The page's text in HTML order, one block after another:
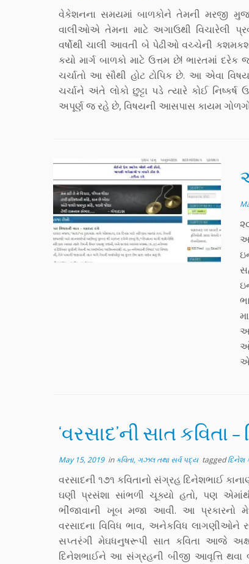
વેકેશનના સમયમાં બાળકોને તેમની મરજી
વાલીઓએ તેમના માટે અગાઉથી વિચારેલી
વર્ષોથી ચાલી આવતી બે પેઢીઓ વચ્ચેની
કયો માર્ગ બાળકો માટે ઉત્તમ છે! ભારતમાં દરેક
ચર્ચાતો આ સૌથી હોટ ટોપિક છે. આ એવા
ચર્ચાને અંતે લોકો છુટ્ટા પડે ત્યારે કોઈ
અપૂર્ણ જ રહે છે, વિષયની આસપાસ કાયમ
‘વરસાદ’ની સાત કવિતા
May 15, 2019inકવિતા, ગઝલ તથા સર્વ પદ્ય taggedદિનેશ
વરસાદની ૧૭૧ કવિતાનો સંગ્રહ દિનેશભાઈ
ઘણી પ્રસંશા સાંભળી ચૂક્યો હતો, પણ
ભીંજાવાની ખૂબ મજા આવી. આ પ્રકારનો
વરસાદના વિવિધ ભાવ, અનેકવિધ
સપ્તરંગી મેઘધનુષરૂપી સાત કવિતા આજે
દિનેશભાઈને આ સંગ્રહની બીજી આવૃત્તિ